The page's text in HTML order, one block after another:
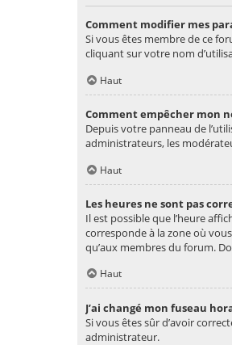
Comment modifier mes
Si vous êtes membre de ce
cliquant sur votre nom
Haut
Comment empêcher mon
Depuis votre panneau de
administrateurs, les
Haut
Les heures ne sont pas
Il est possible que l’heure
corresponde à la zone où
qu’aux membres du forum.
Haut
J’ai changé mon fuseau
Si vous êtes sûr d’avoir
administrateur.